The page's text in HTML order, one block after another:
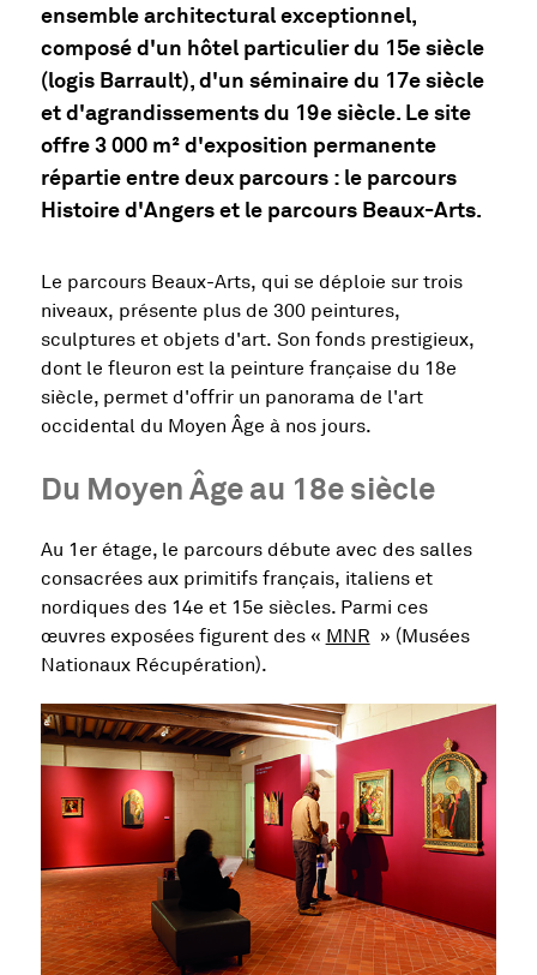
ensemble architectural exceptionnel,
composé d'un hôtel particulier du 15e siècle
(logis Barrault), d'un séminaire du 17e siècle
et d'agrandissements du 19e siècle. Le site
offre 3 000 m² d'exposition permanente
répartie entre deux parcours : le parcours
Histoire d'Angers et le parcours Beaux-Arts.
Le parcours Beaux-Arts, qui se déploie sur trois
niveaux, présente plus de 300 peintures,
sculptures et objets d'art. Son fonds prestigieux,
dont le fleuron est la peinture française du 18e
siècle, permet d'offrir un panorama de l'art
occidental du Moyen Âge à nos jours.
Du Moyen Âge au 18e siècle
Au 1er étage, le parcours débute avec des salles
consacrées aux primitifs français, italiens et
nordiques des 14e et 15e siècles. Parmi ces
œuvres exposées figurent des « MNR » (Musées
Nationaux Récupération).